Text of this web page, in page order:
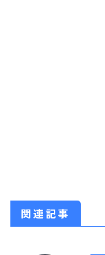
関連記事